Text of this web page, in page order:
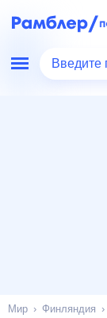
Введите
Мир Финляндия